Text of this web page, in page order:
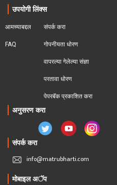
उपयोगी लिंक्स
आमच्याबद्दल
FAQ
संपर्क करा
गोपनीयता धोरण
वापरल्या गेलेल्या संज्ञा
परतावा धोरण
पेपरबॅक प्रकाशित करा
अनुसरण करा
संपर्क करा
info@matrubharti.com
मोबाइल अॅप